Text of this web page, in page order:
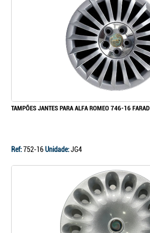
TAMPÕES JANTES PARA ALFA ROMEO 746-16 FARAD
Ref:752-16Unidade:JG4
Continuar a comprar
Ir para o carrinho